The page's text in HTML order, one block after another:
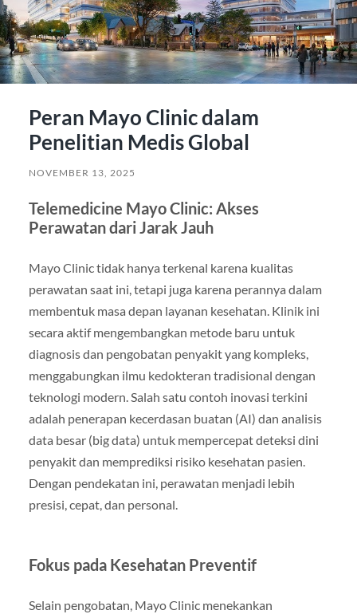
Peran Mayo Clinic dalam
Penelitian Medis Global
NOVEMBER 13, 2025
Telemedicine Mayo Clinic: Akses
Perawatan dari Jarak Jauh
Mayo Clinic tidak hanya terkenal karena kualitas
perawatan saat ini, tetapi juga karena perannya dalam
membentuk masa depan layanan kesehatan. Klinik ini
secara aktif mengembangkan metode baru untuk
diagnosis dan pengobatan penyakit yang kompleks,
menggabungkan ilmu kedokteran tradisional dengan
teknologi modern. Salah satu contoh inovasi terkini
adalah penerapan kecerdasan buatan (AI) dan analisis
data besar (big data) untuk mempercepat deteksi dini
penyakit dan memprediksi risiko kesehatan pasien.
Dengan pendekatan ini, perawatan menjadi lebih
presisi, cepat, dan personal.
Fokus pada Kesehatan Preventif
Selain pengobatan, Mayo Clinic menekankan